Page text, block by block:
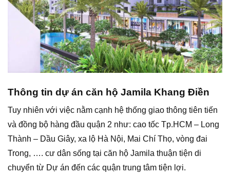
Thông tin dự án căn hộ Jamila Khang Điền
Tuy nhiên với việc nằm cạnh hệ thống giao thông tiên tiến
và đồng bộ hàng đầu quận 2 như: cao tốc Tp.HCM – Long
Thành – Dầu Giây, xa lộ Hà Nội, Mai Chí Thọ, vòng đai
Trong, …. cư dân sống tại căn hộ Jamila thuận tiện di
chuyển từ Dự án đến các quận trung tâm tiện lợi.